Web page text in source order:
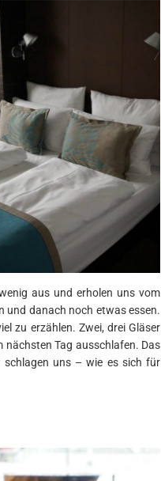
aus und erholen uns vom
und danach noch etwas essen.
zu erzählen. Zwei, drei Gläser
nächsten Tag ausschlafen. Das
uns – wie es sich für